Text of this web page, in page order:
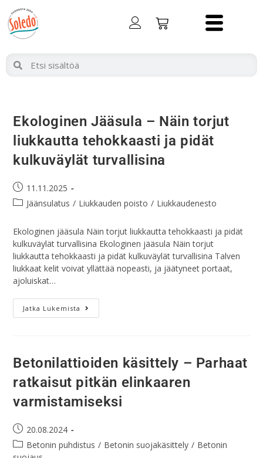
Ekologinen Jääsula – Näin torjut
liukkautta tehokkaasti ja pidät
kulkuväylät turvallisina
11.11.2025
Jäänsulatus / Liukkauden poisto / Liukkaudenesto
Ekologinen jääsula Näin torjut liukkautta tehokkaasti ja pidät
kulkuväylät turvallisina Ekologinen jääsula Näin torjut
liukkautta tehokkaasti ja pidät kulkuväylät turvallisina Talven
liukkaat kelit voivat yllättää nopeasti, ja jäätyneet portaat,
ajoluiskat…
Jatka Lukemista
Betonilattioiden käsittely – Parhaat
ratkaisut pitkän elinkaaren
varmistamiseksi
20.08.2024
Betonin puhdistus / Betonin suojakäsittely / Betonin